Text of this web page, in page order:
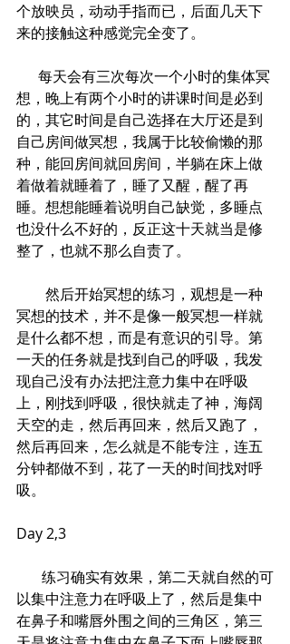
个放映员，动动手指而已，后面几天下
来的接触这种感觉完全变了。
每天会有三次每次一个小时的集体冥
想，晚上有两个小时的讲课时间是必到
的，其它时间是自己选择在大厅还是到
自己房间做冥想，我属于比较偷懒的那
种，能回房间就回房间，半躺在床上做
着做着就睡着了，睡了又醒，醒了再
睡。想想能睡着说明自己缺觉，多睡点
也没什么不好的，反正这十天就当是修
整了，也就不那么自责了。
然后开始冥想的练习，观想是一种
冥想的技术，并不是像一般冥想一样就
是什么都不想，而是有意识的引导。第
一天的任务就是找到自己的呼吸，我发
现自己没有办法把注意力集中在呼吸
上，刚找到呼吸，很快就走了神，海阔
天空的走，然后再回来，然后又跑了，
然后再回来，怎么就是不能专注，连五
分钟都做不到，花了一天的时间找对呼
吸。
Day 2,3
练习确实有效果，第二天就自然的可
以集中注意力在呼吸上了，然后是集中
在鼻子和嘴唇外围之间的三角区，第三